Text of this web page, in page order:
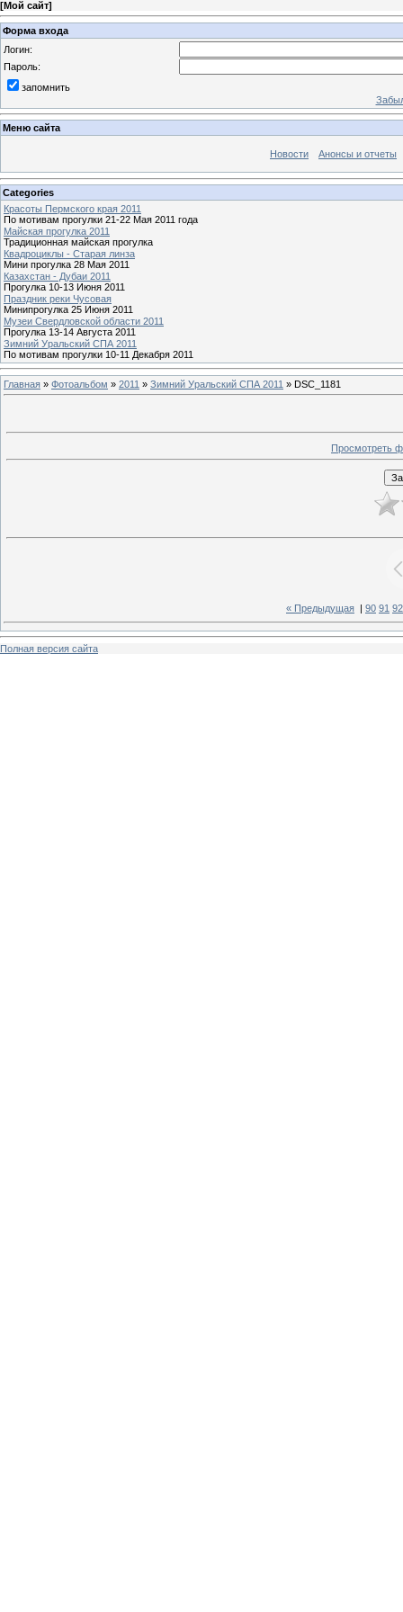
[Мой сайт]
Форма входа
Логин:
Пароль:
запомнить
Меню сайта
Новости Анонсы и отчеты
Categories
Красоты Пермского края 2011
По мотивам прогулки 21-22 Мая 2011 года
Майская прогулка 2011
Традиционная майская прогулка
Квадроциклы - Старая линза
Мини прогулка 28 Мая 2011
Казахстан - Дубаи 2011
Прогулка 10-13 Июня 2011
Праздник реки Чусовая
Минипрогулка 25 Июня 2011
Музеи Свердловской области 2011
Прогулка 13-14 Августа 2011
Зимний Уральский СПА 2011
По мотивам прогулки 10-11 Декабря 2011
Главная » Фотоальбом » 2011 » Зимний Уральский СПА 2011 » DSC_1181
Просмотреть
« Предыдущая 90 91 92
Полная версия сайта